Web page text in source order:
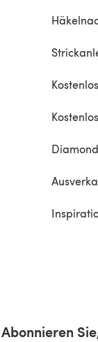
in einem
Abonnieren